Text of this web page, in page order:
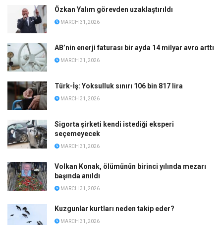
Özkan Yalım görevden uzaklaştırıldı
MARCH 31, 2026
AB’nin enerji faturası bir ayda 14 milyar avro arttı
MARCH 31, 2026
Türk-İş: Yoksulluk sınırı 106 bin 817 lira
MARCH 31, 2026
Sigorta şirketi kendi istediği eksperi
seçemeyecek
MARCH 31, 2026
Volkan Konak, ölümünün birinci yılında mezarı
başında anıldı
MARCH 31, 2026
Kuzgunlar kurtları neden takip eder?
MARCH 31, 2026